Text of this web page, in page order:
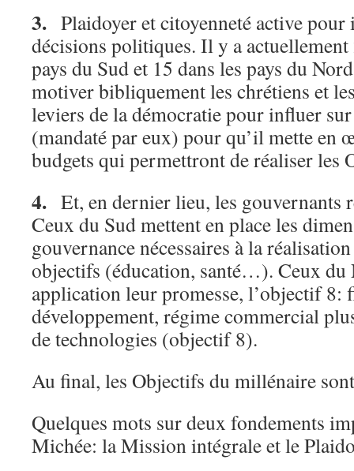
3. Plaidoyer et citoyenneté active
décisions politiques. Il y a actuellement
pays du Sud et 15 dans les pays du
motiver bibliquement les chrétiens et
leviers de la démocratie pour influer
(mandaté par eux) pour qu’il mette en
budgets qui permettront de réaliser les
4. Et, en dernier lieu, les gouvernants
Ceux du Sud mettent en place les
gouvernance nécessaires à la
objectifs (éducation, santé…). Ceux du
application leur promesse, l’objectif 8:
développement, régime commercial
de technologies (objectif 8).
Au final, les Objectifs du millénaire
Quelques mots sur deux fondements
Michée: la Mission intégrale et le